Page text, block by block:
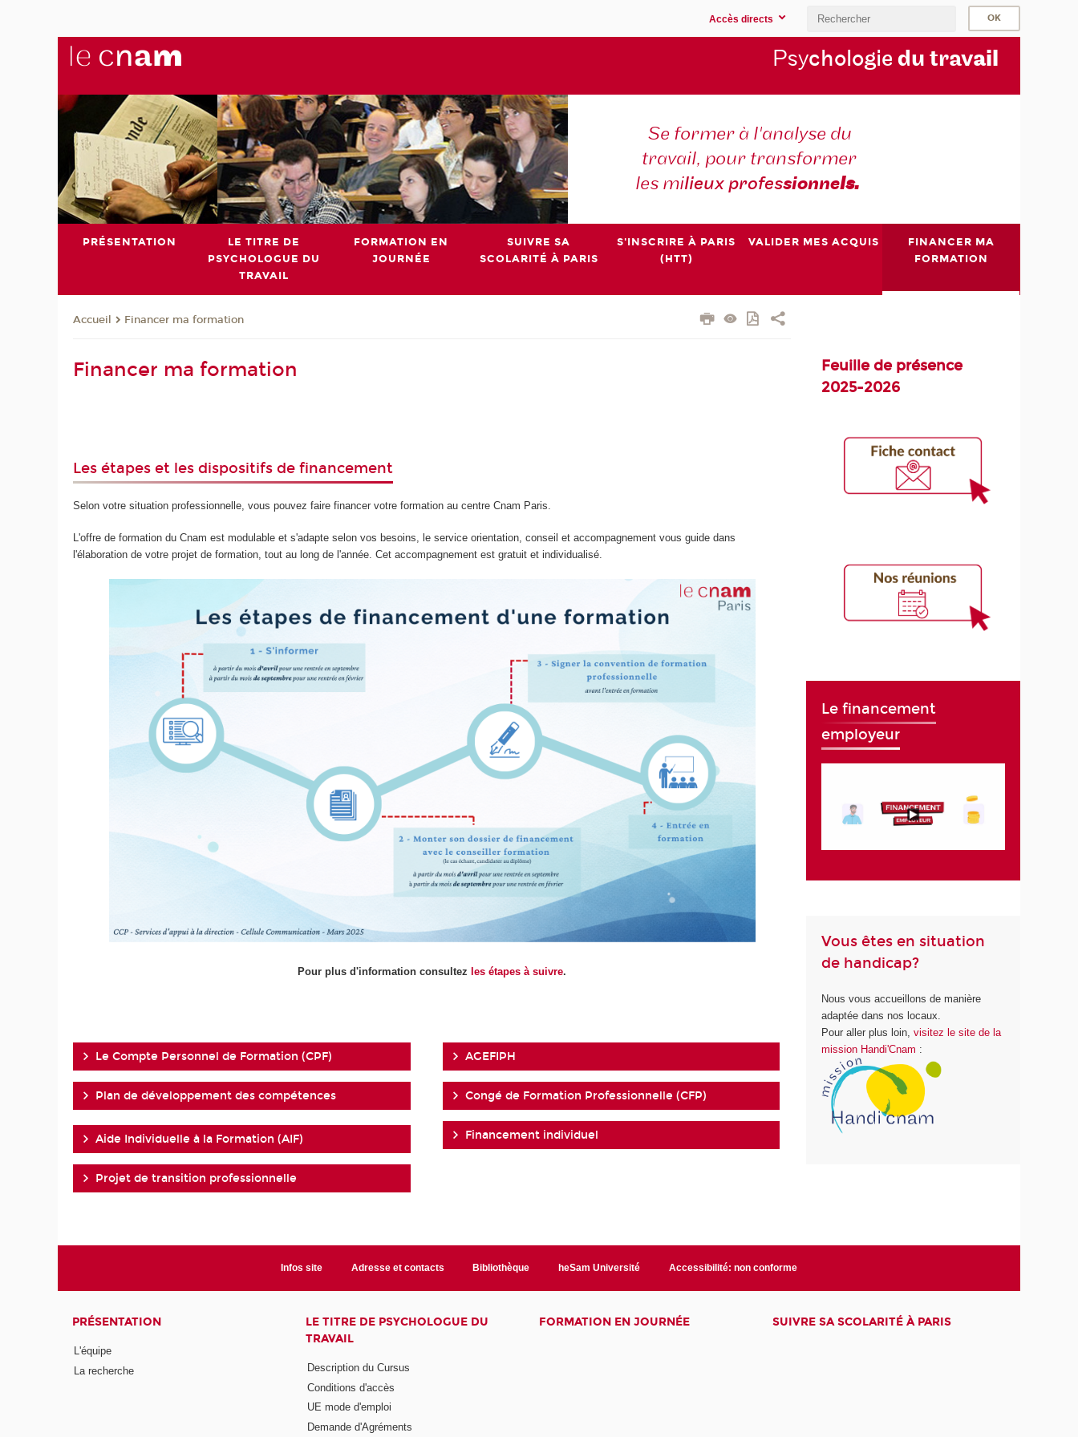
Accès directs
Psychologie du travail
Se former à l'analyse du
travail, pour transformer
les milieux professionnels.
PRÉSENTATION
LE TITRE DE
PSYCHOLOGUE DU
TRAVAIL
FORMATION EN
JOURNÉE
SUIVRE SA
SCOLARITÉ À PARIS
S'INSCRIRE À PARIS
(HTT)
VALIDER MES ACQUIS
FINANCER MA
FORMATION
Accueil Financer ma formation
Financer ma formation
Les étapes et les dispositifs de financement
Selon votre situation professionnelle, vous pouvez faire financer votre formation au centre Cnam Paris.
L'offre de formation du Cnam est modulable et s'adapte selon vos besoins, le service orientation, conseil et accompagnement vous guide dans
l'élaboration de votre projet de formation, tout au long de l'année. Cet accompagnement est gratuit et individualisé.
Pour plus d'information consultezles étapes à suivre.
Le Compte Personnel de Formation (CPF)
Plan de développement des compétences
Aide Individuelle à la Formation (AIF)
Projet de transition professionnelle
AGEFIPH
Congé de Formation Professionnelle (CFP)
Financement individuel
Feuille de présence
2025-2026
Le financement
employeur
Vous êtes en situation
de handicap?
Nous vous accueillons de manière
adaptée dans nos locaux.
Pour aller plus loin,visitez le site de la
mission Handi'Cnam :
Infos site Adresse et contacts Bibliothèque heSam Université Accessibilité: non conforme
PRÉSENTATION
L'équipe
La recherche
LE TITRE DE PSYCHOLOGUE DU
TRAVAIL
Description du Cursus
Conditions d'accès
UE mode d'emploi
Demande d'Agréments
FORMATION EN JOURNÉE SUIVRE SA SCOLARITÉ À PARIS